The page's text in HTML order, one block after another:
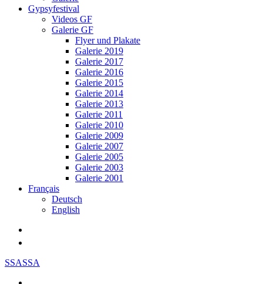
Gypsyfestival
Videos GF
Galerie GF
Flyer und Plakate
Galerie 2019
Galerie 2017
Galerie 2016
Galerie 2015
Galerie 2014
Galerie 2013
Galerie 2011
Galerie 2010
Galerie 2009
Galerie 2007
Galerie 2005
Galerie 2003
Galerie 2001
Français
Deutsch
English
SSASSA